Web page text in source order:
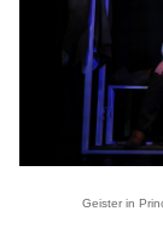
Geister in